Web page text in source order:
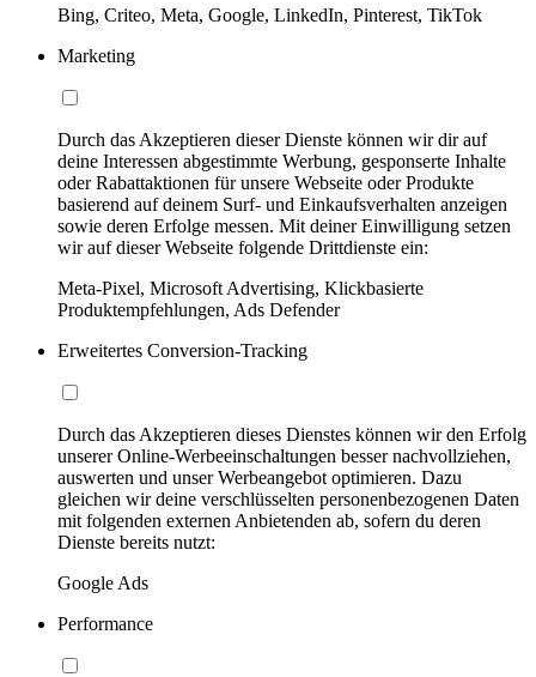
Bing, Criteo, Meta, Google, LinkedIn, Pinterest, TikTok
Marketing
Durch das Akzeptieren dieser Dienste können wir dir auf
deine Interessen abgestimmte Werbung, gesponserte Inhalte
oder Rabattaktionen für unsere Webseite oder Produkte
basierend auf deinem Surf- und Einkaufsverhalten anzeigen
sowie deren Erfolge messen. Mit deiner Einwilligung setzen
wir auf dieser Webseite folgende Drittdienste ein:
Meta-Pixel, Microsoft Advertising, Klickbasierte
Produktempfehlungen, Ads Defender
Erweitertes Conversion-Tracking
Durch das Akzeptieren dieses Dienstes können wir den Erfolg
unserer Online-Werbeeinschaltungen besser nachvollziehen,
auswerten und unser Werbeangebot optimieren. Dazu
gleichen wir deine verschlüsselten personenbezogenen Daten
mit folgenden externen Anbietenden ab, sofern du deren
Dienste bereits nutzt:
Google Ads
Performance